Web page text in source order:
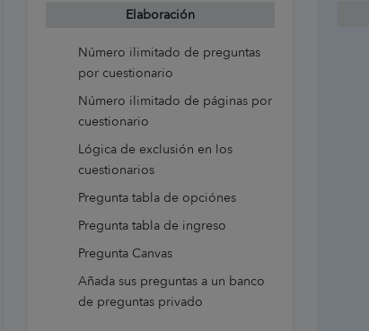
Elaboración
Número ilimitado de preguntas
por cuestionario
Número ilimitado de páginas por
cuestionario
Lógica de exclusión en los
cuestionarios
Pregunta tabla de opciónes
Pregunta tabla de ingreso
Pregunta Canvas
Añada sus preguntas a un banco
de preguntas privado